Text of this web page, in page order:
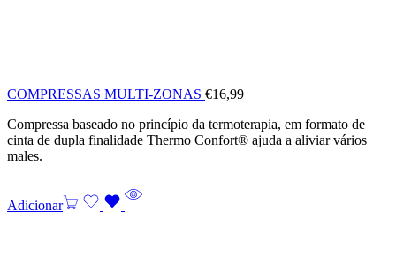
COMPRESSAS MULTI-ZONAS €16,99
Compressa baseado no princípio da termoterapia, em formato de
cinta de dupla finalidade Thermo Confort® ajuda a aliviar vários
males.
Adicionar